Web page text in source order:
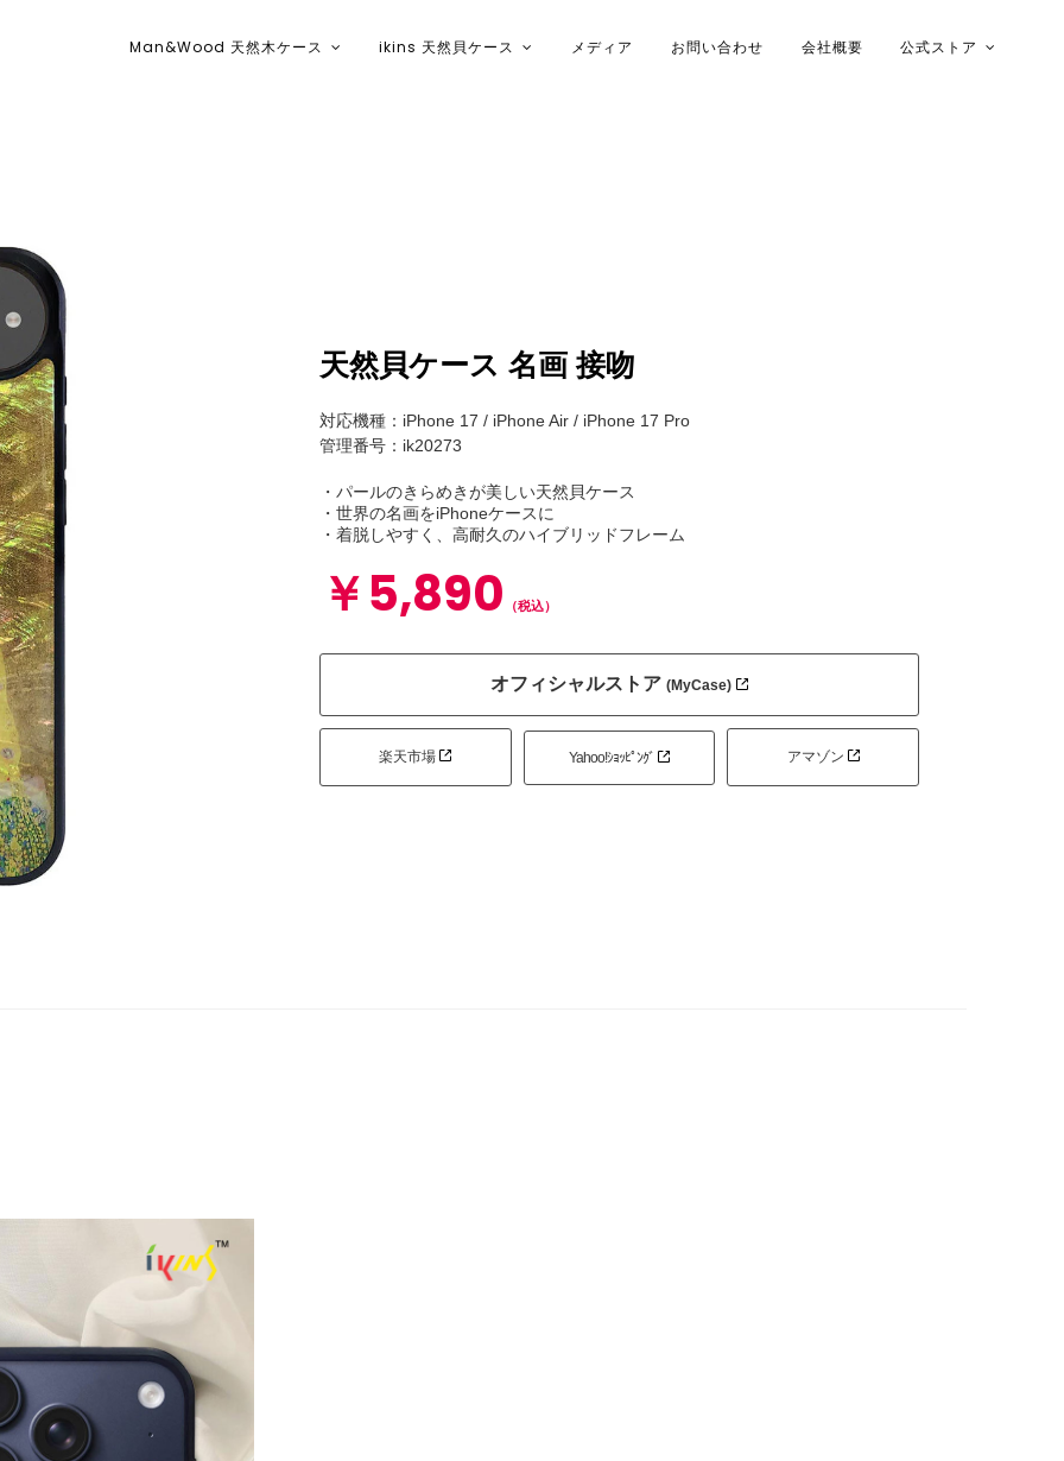
Man&Wood 天然木ケース ikins 天然貝ケース メディア お問い合わせ 会社概要 公式ストア
天然貝ケース 名画 接吻
対応機種：iPhone 17 / iPhone Air / iPhone 17 Pro
管理番号：ik20273
・パールのきらめきが美しい天然貝ケース
・世界の名画をiPhoneケースに
・着脱しやすく、高耐久のハイブリッドフレーム
￥5,890 （税込）
オフィシャルストア (MyCase)
楽天市場 Yahoo!ｼｮｯﾋﾟﾝｸﾞ アマゾン